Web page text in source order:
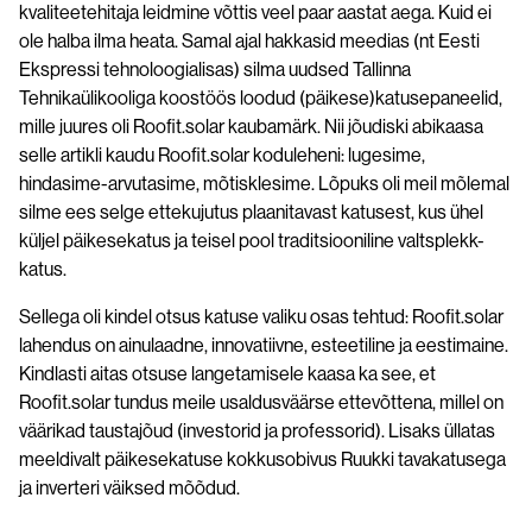
kvaliteetehitaja leidmine võttis veel paar aastat aega. Kuid ei
ole halba ilma heata. Samal ajal hakkasid meedias (nt Eesti
Ekspressi tehnoloogialisas) silma uudsed Tallinna
Tehnikaülikooliga koostöös loodud (päikese)katusepaneelid,
mille juures oli Roofit.solar kaubamärk. Nii jõudiski abikaasa
selle artikli kaudu Roofit.solar koduleheni: lugesime,
hindasime-arvutasime, mõtisklesime. Lõpuks oli meil mõlemal
silme ees selge ettekujutus plaanitavast katusest, kus ühel
küljel päikesekatus ja teisel pool traditsiooniline valtsplekk-
katus.
Sellega oli kindel otsus katuse valiku osas tehtud: Roofit.solar
lahendus on ainulaadne, innovatiivne, esteetiline ja eestimaine.
Kindlasti aitas otsuse langetamisele kaasa ka see, et
Roofit.solar tundus meile usaldusväärse ettevõttena, millel on
väärikad taustajõud (investorid ja professorid). Lisaks üllatas
meeldivalt päikesekatuse kokkusobivus Ruukki tavakatusega
ja inverteri väiksed mõõdud.